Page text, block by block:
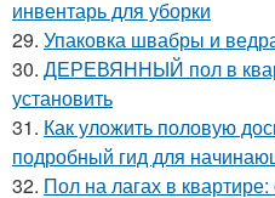
инвентарь для уборки
29. Упаковка швабры и
30. ДЕРЕВЯННЫЙ пол в
установить
31. Как уложить половую
подробный гид для
32. Пол на лагах в